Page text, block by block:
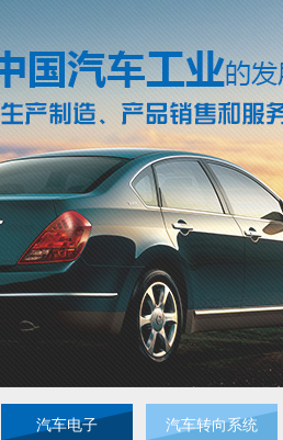
汽车电子 汽车转向系统